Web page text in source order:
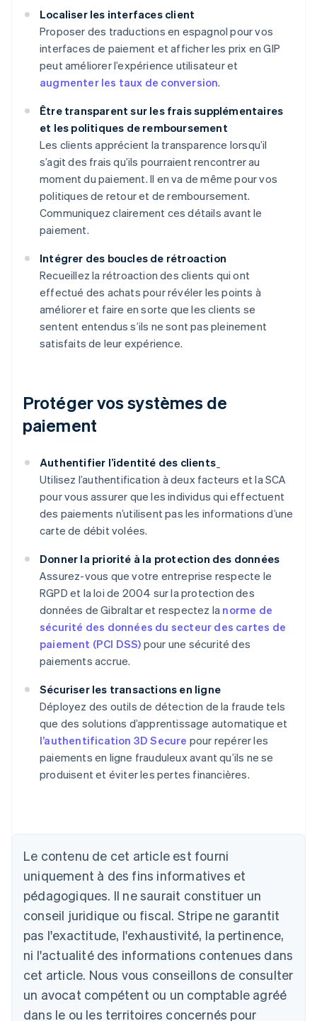
Localiser les interfaces client
Proposer des traductions en espagnol pour vos
interfaces de paiement et afficher les prix en GIP
peut améliorer l’expérience utilisateur et
augmenter les taux de conversion.
Être transparent sur les frais supplémentaires
et les politiques de remboursement
Les clients apprécient la transparence lorsqu’il
s’agit des frais qu’ils pourraient rencontrer au
moment du paiement. Il en va de même pour vos
politiques de retour et de remboursement.
Communiquez clairement ces détails avant le
paiement.
Intégrer des boucles de rétroaction
Recueillez la rétroaction des clients qui ont
effectué des achats pour révéler les points à
améliorer et faire en sorte que les clients se
sentent entendus s’ils ne sont pas pleinement
satisfaits de leur expérience.
Protéger vos systèmes de
paiement
Authentifier l’identité des clients
Utilisez l’authentification à deux facteurs et la SCA
pour vous assurer que les individus qui effectuent
des paiements n’utilisent pas les informations d’une
carte de débit volées.
Donner la priorité à la protection des données
Assurez-vous que votre entreprise respecte le
RGPD et la loi de 2004 sur la protection des
données de Gibraltar et respectez la norme de
sécurité des données du secteur des cartes de
paiement (PCI DSS) pour une sécurité des
paiements accrue.
Sécuriser les transactions en ligne
Déployez des outils de détection de la fraude tels
que des solutions d’apprentissage automatique et
l’authentification 3D Secure pour repérer les
paiements en ligne frauduleux avant qu’ils ne se
produisent et éviter les pertes financières.
Le contenu de cet article est fourni
uniquement à des fins informatives et
pédagogiques. Il ne saurait constituer un
conseil juridique ou fiscal. Stripe ne garantit
pas l'exactitude, l'exhaustivité, la pertinence,
ni l'actualité des informations contenues dans
cet article. Nous vous conseillons de consulter
un avocat compétent ou un comptable agréé
dans le ou les territoires concernés pour
DeutschEnglish
Australie
English
Autriche
DeutschEnglish
Belgique
Nederlands Français DeutschEnglish
Brésil
Português English
Bulgarie
English
Canada